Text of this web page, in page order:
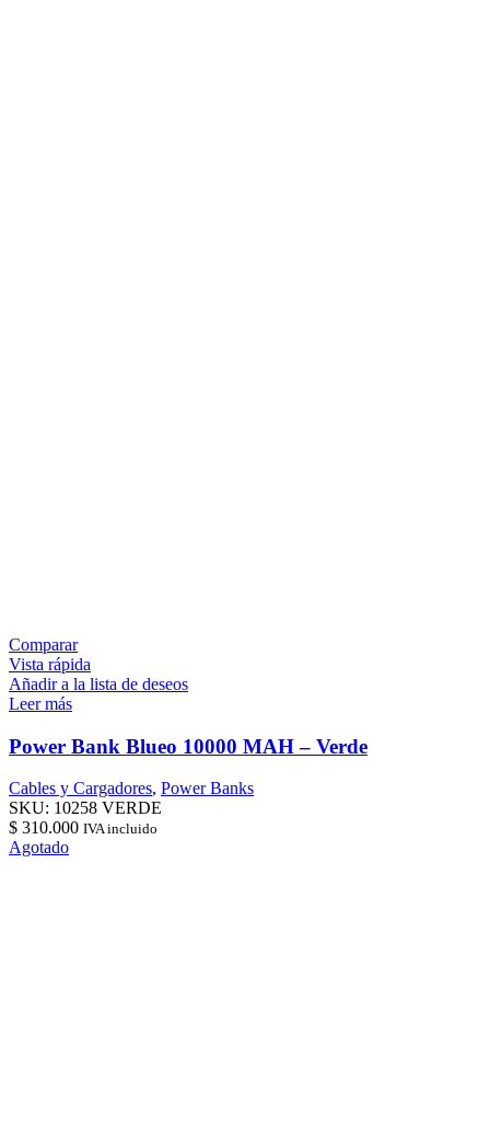
Comparar
Vista rápida
Añadir a la lista de deseos
Leer más
Power Bank Blueo 10000 MAH – Verde
Cables y Cargadores, Power Banks
SKU: 10258 VERDE
$ 310.000 IVA incluido
Agotado